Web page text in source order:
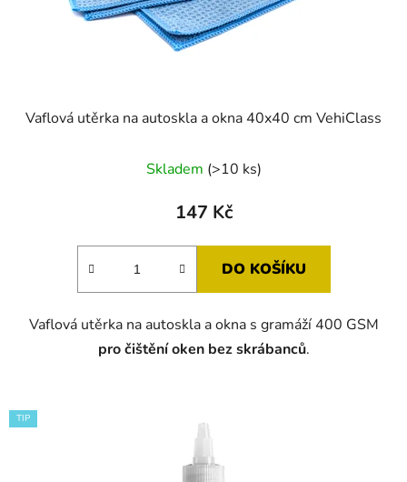
Vaflová utěrka na autoskla a okna 40x40 cm VehiClass
Skladem (>10 ks)
147 Kč
DO KOŠÍKU
Vaflová utěrka na autoskla a okna s gramáží 400 GSM
pro čištění oken bez skrábanců.
TIP